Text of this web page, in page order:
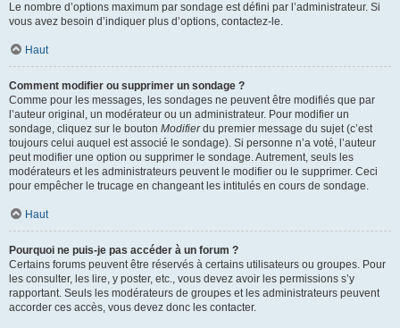
Le nombre d’options maximum par sondage est défini par l’administrateur. Si
vous avez besoin d’indiquer plus d’options, contactez-le.
Haut
Comment modifier ou supprimer un sondage ?
Comme pour les messages, les sondages ne peuvent être modifiés que par
l’auteur original, un modérateur ou un administrateur. Pour modifier un
sondage, cliquez sur le bouton Modifierdu premier message du sujet (c’est
toujours celui auquel est associé le sondage). Si personne n’a voté, l’auteur
peut modifier une option ou supprimer le sondage. Autrement, seuls les
modérateurs et les administrateurs peuvent le modifier ou le supprimer. Ceci
pour empêcher le trucage en changeant les intitulés en cours de sondage.
Haut
Pourquoi ne puis-je pas accéder à un forum ?
Certains forums peuvent être réservés à certains utilisateurs ou groupes. Pour
les consulter, les lire, y poster, etc., vous devez avoir les permissions s’y
rapportant. Seuls les modérateurs de groupes et les administrateurs peuvent
accorder ces accès, vous devez donc les contacter.